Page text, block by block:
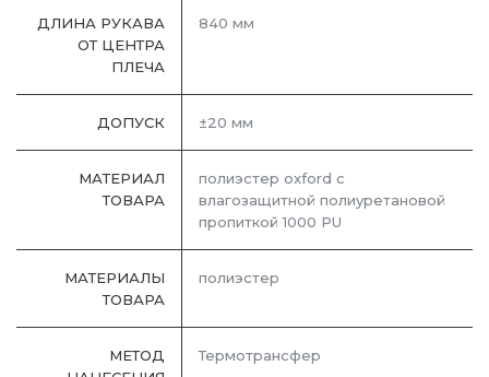
ДЛИНА РУКАВА
ОТ ЦЕНТРА
ПЛЕЧА
840 мм
ДОПУСК ±20 мм
МАТЕРИАЛ
ТОВАРА
полиэстер oxford с
влагозащитной полиуретановой
пропиткой 1000 PU
МАТЕРИАЛЫ
ТОВАРА
полиэстер
МЕТОД
Термотрансфер